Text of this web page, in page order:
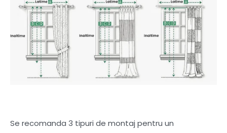
Se recomanda 3 tipuri de montaj pentru un